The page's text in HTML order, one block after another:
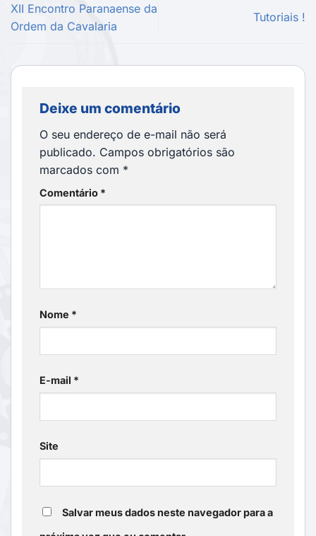
XII Encontro Paranaense da
Ordem da Cavalaria
Tutoriais !
Deixe um comentário
O seu endereço de e-mail não será
publicado. Campos obrigatórios são
marcados com *
Comentário *
Nome *
E-mail *
Site
Salvar meus dados neste navegador para a